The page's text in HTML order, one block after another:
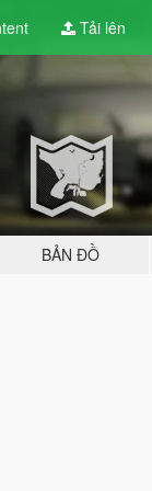
Tải lên
BẢN ĐỒ